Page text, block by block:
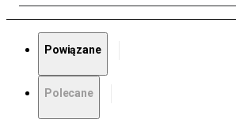
Powiązane
Polecane